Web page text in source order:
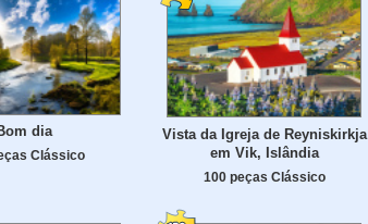
dia
Clássico
Vista da Igreja de Reyniskirkja
em Vik, Islândia
100 peças Clássico